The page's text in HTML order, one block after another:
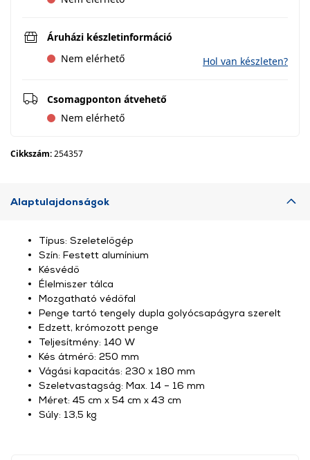
Áruházi készletinformáció
Nem elérhető
Hol van készleten?
Csomagponton átvehető
Nem elérhető
Cikkszám:254357
Alaptulajdonságok
Típus: Szeletelőgép
Szín: Festett alumínium
Késvédő
Élelmiszer tálca
Mozgatható védőfal
Penge tartó tengely dupla golyócsapágyra szerelt
Edzett, krómozott penge
Teljesítmény: 140 W
Kés átmérő: 250 mm
Vágási kapacitás: 230 x 180 mm
Szeletvastagság: Max. 14 – 16 mm
Méret: 45 cm x 54 cm x 43 cm
Súly: 13,5 kg